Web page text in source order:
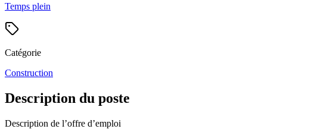
Temps plein
Catégorie
Construction
Description du poste
Description de l’offre d’emploi